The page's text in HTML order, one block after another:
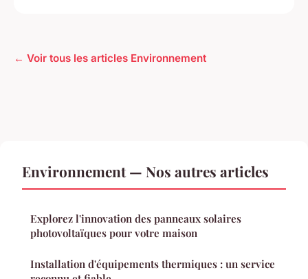
← Voir tous les articles Environnement
Environnement — Nos autres articles
Explorez l'innovation des panneaux solaires
photovoltaïques pour votre maison
Installation d'équipements thermiques : un service